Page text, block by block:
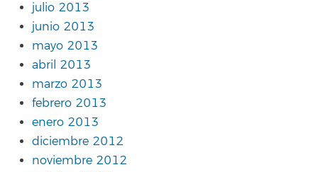
julio 2013
junio 2013
mayo 2013
abril 2013
marzo 2013
febrero 2013
enero 2013
diciembre 2012
noviembre 2012